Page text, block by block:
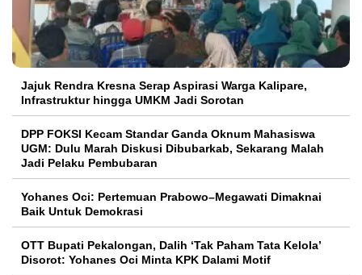
Jajuk Rendra Kresna Serap Aspirasi Warga Kalipare,
Infrastruktur hingga UMKM Jadi Sorotan
DPP FOKSI Kecam Standar Ganda Oknum Mahasiswa
UGM: Dulu Marah Diskusi Dibubarkab, Sekarang Malah
Jadi Pelaku Pembubaran
Yohanes Oci: Pertemuan Prabowo–Megawati Dimaknai
Baik Untuk Demokrasi
OTT Bupati Pekalongan, Dalih ‘Tak Paham Tata Kelola’
Disorot: Yohanes Oci Minta KPK Dalami Motif